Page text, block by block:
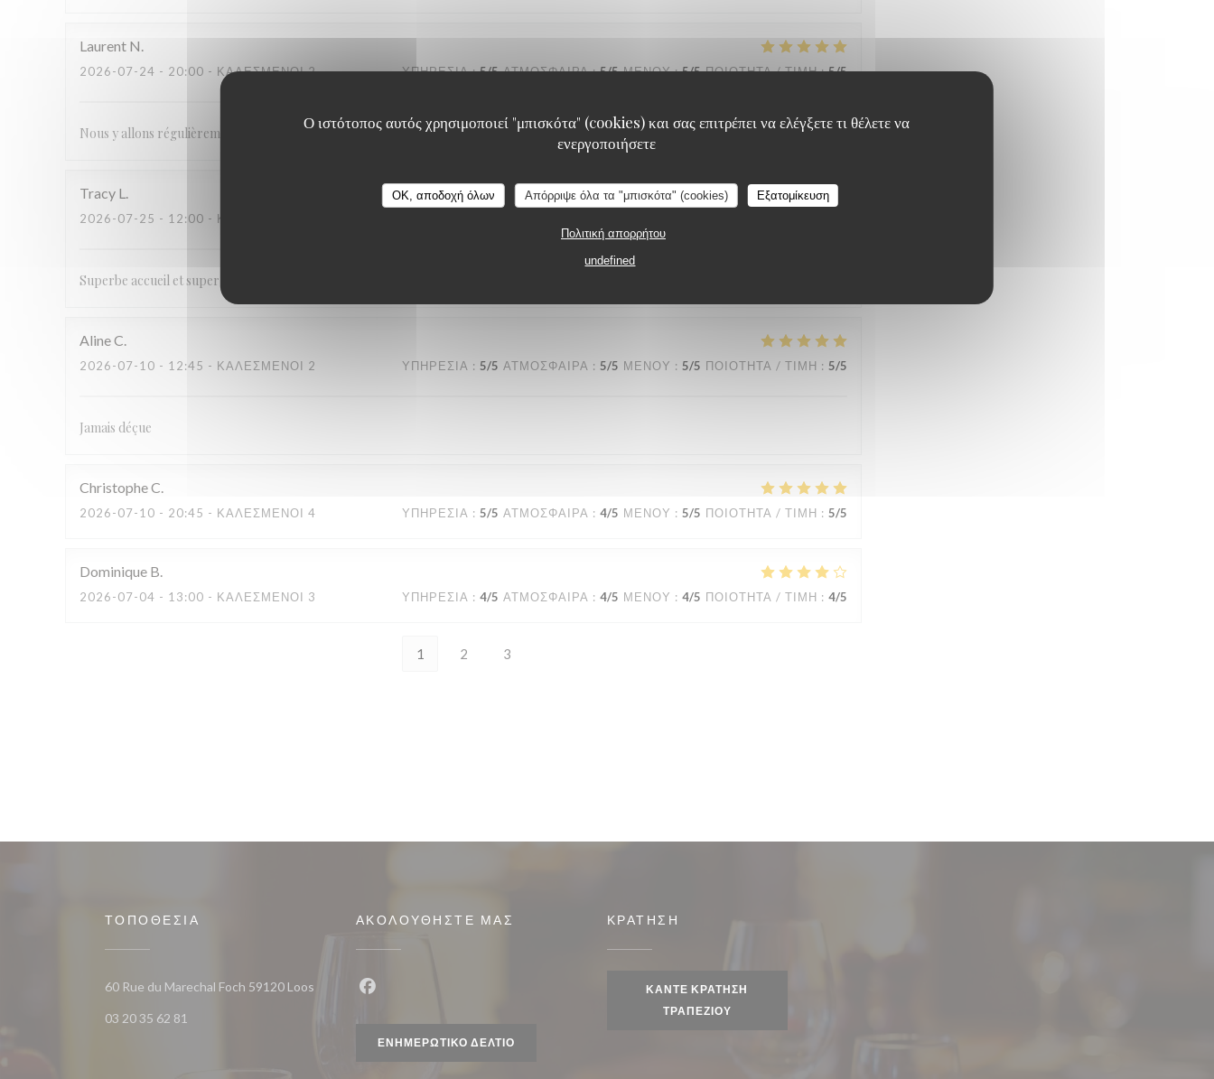
Ο ιστότοπος αυτός χρησιμοποιεί "μπισκότα" (cookies) και σας επιτρέπει να ελέγξετε τι θέλετε να
ενεργοποιήσετε
OK, αποδοχή όλων Απόρριψε όλα τα "μπισκότα" (cookies) Εξατομίκευση
Πολιτική απορρήτου
undefined
Laurent N
2026-07-24 - 20:00 - ΚΑΛΕΣΜΈΝΟΙ 2 ΥΠΗΡΕΣΊΑ: 5/5 ΑΤΜΌΣΦΑΙΡΑ: 5/5 ΜΕΝΟΎ: 5/5 ΠΟΙΌΤΗΤΑ / ΤΙΜΉ: 5/5
Nous y allons régulièrement et sommes toujours très satisfaits de la qualité repas.
Tracy L
2026-07-25 - 12:00 - ΚΑΛΕΣΜΈΝΟΙ 7
Superbe accueil et super service. Plats très bons. Nous reviendrons ! Nous reviendrons
AlineC
2026-07-10 - 12:45 - ΚΑΛΕΣΜΈΝΟΙ 2 ΥΠΗΡΕΣΊΑ : 5/5 ΑΤΜΌΣΦΑΙΡΑ : 5/5 ΜΕΝΟΎ : 5/5 ΠΟΙΌΤΗΤΑ / ΤΙΜΉ : 5/5
Jamais déçue
ChristopheC
2026-07-10 - 20:45 - ΚΑΛΕΣΜΈΝΟΙ 4 ΥΠΗΡΕΣΊΑ : 5/5 ΑΤΜΌΣΦΑΙΡΑ : 4/5 ΜΕΝΟΎ : 5/5 ΠΟΙΌΤΗΤΑ / ΤΙΜΉ : 5/5
Dominique B
2026-07-04 - 13:00 - ΚΑΛΕΣΜΈΝΟΙ 3 ΥΠΗΡΕΣΊΑ : 4/5 ΑΤΜΌΣΦΑΙΡΑ : 4/5 ΜΕΝΟΎ : 4/5 ΠΟΙΌΤΗΤΑ / ΤΙΜΉ : 4/5
1 2 3
ΤΟΠΟΘΕΣΊΑ
60 Rue du Marechal Foch 59120 Loos((ανοίγει σε νέο παράθυρο))
03 20 35 62 81
ΑΚΟΛΟΥΘΉΣΤΕ ΜΑΣ
ΕΝΗΜΕΡΩΤΙΚΌ ΔΕΛΤΊΟ
ΚΡΆΤΗΣΗ
ΚΆΝΤΕ ΚΡΆΤΗΣΗ
ΤΡΑΠΕΖΙΟΎ
Loos'Taminet